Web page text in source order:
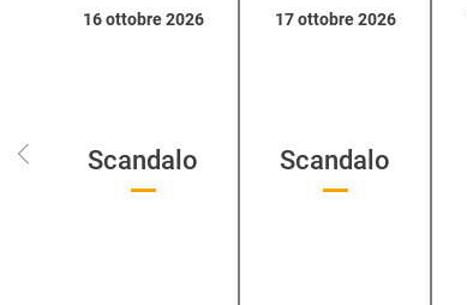
eventi16 ottobre 2026
Scandalo
17 ottobre 2026
Scandalo